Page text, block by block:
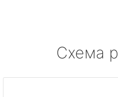
Схема